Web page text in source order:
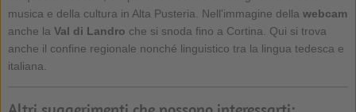
musica e della cultura in Alta Pusteria. Nell'immagine della webcam
anche la Val di Landro che si snoda fino a Cortina. Qui si trova
anche il confine regionale nonché linguistico tra la lingua tedesca e
italiana.